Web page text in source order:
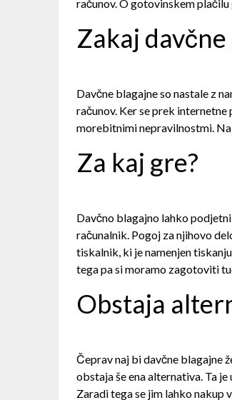
računov. O gotovinskem
Zakaj
Davčne blagajne so nastale z
računov. Ker se prek
morebitnimi nepravilnostmi.
Za kaj gre?
Davčno blagajno lahko
računalnik. Pogoj za njihovo
tiskalnik, ki je namenjen
tega pa si moramo zagotoviti
Obstaja
Čeprav naj bi davčne blagajne
obstaja še ena alternativa. Ta
Zaradi tega se jim lahko nakup